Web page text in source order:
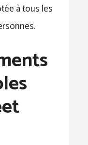
à tous les